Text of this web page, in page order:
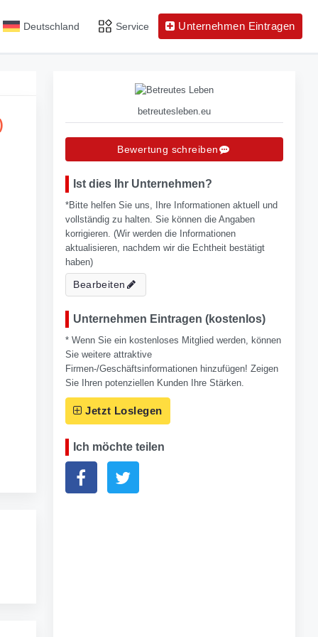
Deutschland Service Unternehmen Eintragen
betreutesleben.eu
Bewertung schreiben
Ist dies Ihr Unternehmen?
*Bitte helfen Sie uns, Ihre Informationen aktuell und
vollständig zu halten. Sie können die Angaben
korrigieren. (Wir werden die Informationen
aktualisieren, nachdem wir die Echtheit bestätigt
haben)
Bearbeiten
Unternehmen Eintragen (kostenlos)
* Wenn Sie ein kostenloses Mitglied werden, können
Sie weitere attraktive
Firmen-/Geschäftsinformationen hinzufügen! Zeigen
Sie Ihren potenziellen Kunden Ihre Stärken.
Jetzt Loslegen
Ich möchte teilen